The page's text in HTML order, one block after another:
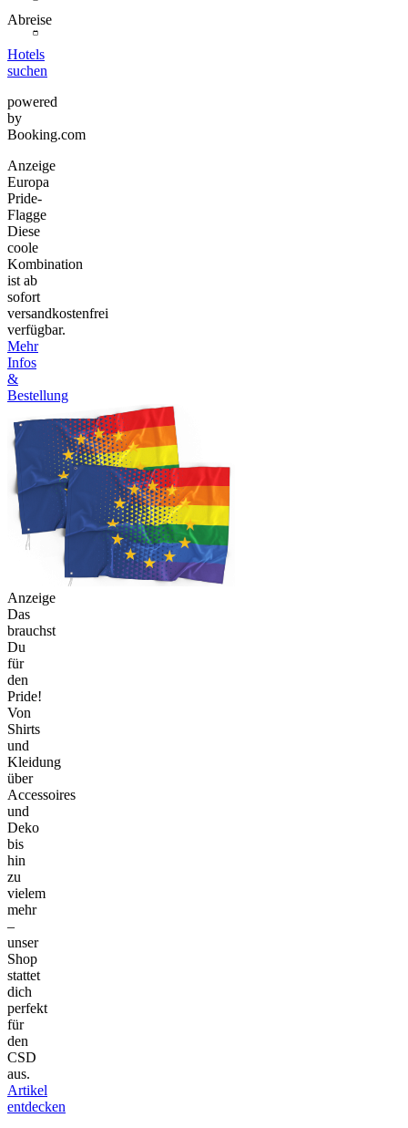
Abreise
Hotels
suchen
powered
by
Booking.com
Anzeige
Europa
Pride-
Flagge
Diese
coole
Kombination
ist ab
sofort
versandkostenfrei
verfügbar.
Mehr
Infos
&
Bestellung
Anzeige
Das
brauchst
Du
für
den
Pride!
Von
Shirts
und
Kleidung
über
Accessoires
und
Deko
bis
hin
zu
vielem
mehr
–
unser
Shop
stattet
dich
perfekt
für
den
CSD
aus.
Artikel
entdecken